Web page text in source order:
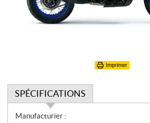
Imprimer
SPÉCIFICATIONS
S
Manufacturier :